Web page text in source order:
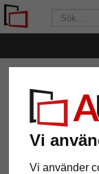
Vi
Vi använder
canvasram
Smal